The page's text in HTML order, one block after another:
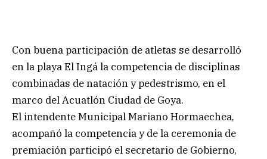
Con buena participación de atletas se desarrolló
en la playa El Ingá la competencia de disciplinas
combinadas de natación y pedestrismo, en el
marco del Acuatlón Ciudad de Goya.
El intendente Municipal Mariano Hormaechea,
acompañó la competencia y de la ceremonia de
premiación participó el secretario de Gobierno,